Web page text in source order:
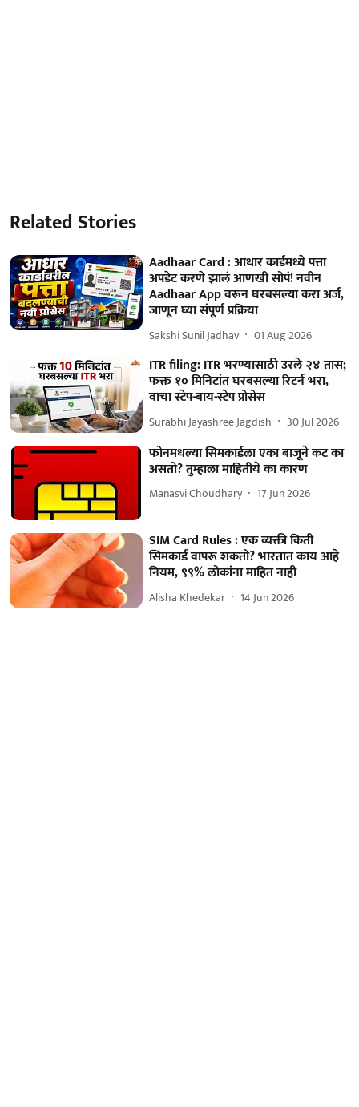
Related Stories
Aadhaar Card : आधार कार्डमध्ये पत्ता
अपडेट करणे झालं आणखी सोपं! नवीन
Aadhaar App वरून घरबसल्या करा अर्ज,
जाणून घ्या संपूर्ण प्रक्रिया
Sakshi Sunil Jadhav 01 Aug 2026
ITR filing: ITR भरण्यासाठी उरले २४ तास;
फक्त १० मिनिटांत घरबसल्या रिटर्न भरा,
वाचा स्टेप-बाय-स्टेप प्रोसेस
Surabhi Jayashree Jagdish 30 Jul 2026
फोनमधल्या सिमकार्डला एका बाजूने कट का
असतो? तुम्हाला माहितीये का कारण
Manasvi Choudhary 17 Jun 2026
SIM Card Rules : एक व्यक्ती किती
सिमकार्ड वापरू शकतो? भारतात काय आहे
नियम, ९९% लोकांना माहित नाही
Alisha Khedekar 14 Jun 2026